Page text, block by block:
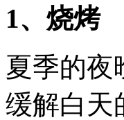
1、烧烤
夏季的夜
缓解白天